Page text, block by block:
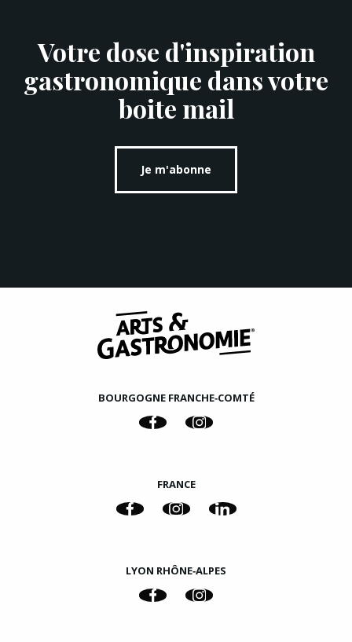
Votre dose d'inspiration
gastronomique dans votre
boite mail
Je m'abonne
BOURGOGNE FRANCHE‑COMTÉ
FRANCE
LYON RHÔNE‑ALPES